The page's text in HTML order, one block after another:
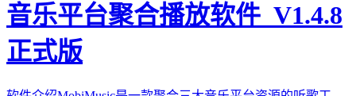
音乐平台聚合播放软件_V1.4.8
正式版